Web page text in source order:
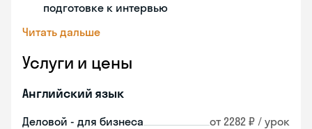
подготовке к интервью
Читать дальше
Услуги и цены
Английский язык
Деловой - для бизнеса от 2282 ₽ / урок